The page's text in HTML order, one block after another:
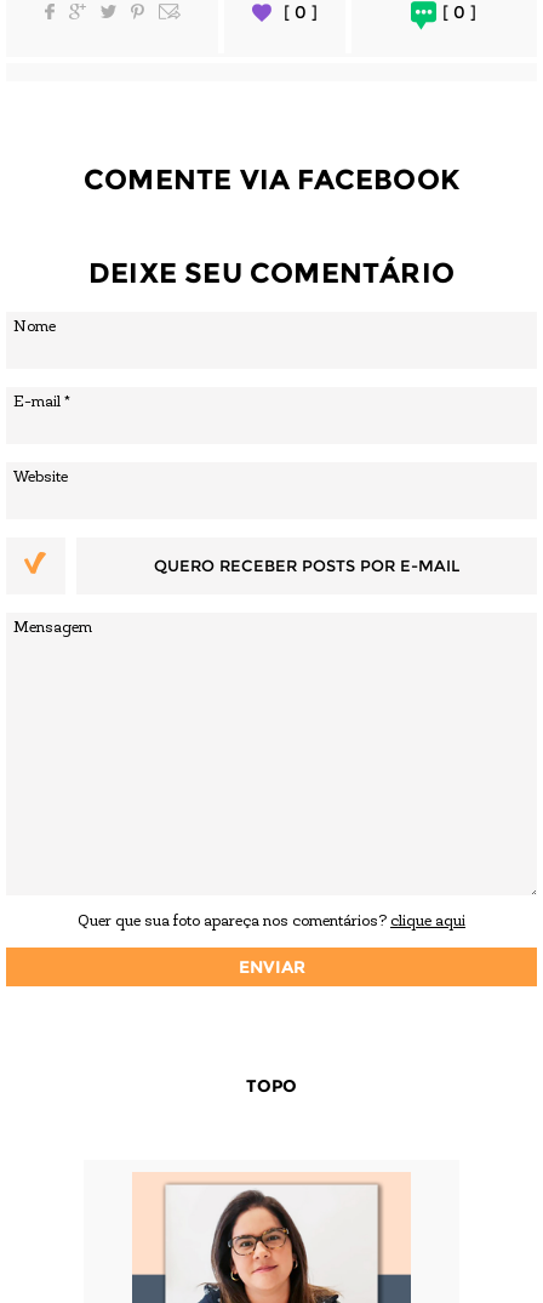
[ 0 ]
[ 0 ]
COMENTE VIA FACEBOOK
DEIXE SEU COMENTÁRIO
QUERO RECEBER POSTS POR E-MAIL
Quer que sua foto apareça nos comentários? clique aqui
TOPO